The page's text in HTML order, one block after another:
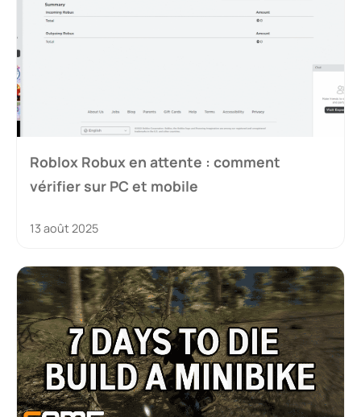
Roblox Robux en attente : comment
vérifier sur PC et mobile
13 août 2025